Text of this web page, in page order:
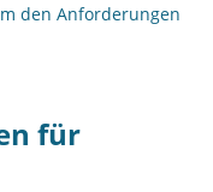
den Anforderungen
für